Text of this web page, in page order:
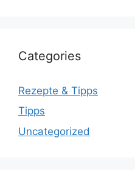
Categories
Rezepte & Tipps
Tipps
Uncategorized